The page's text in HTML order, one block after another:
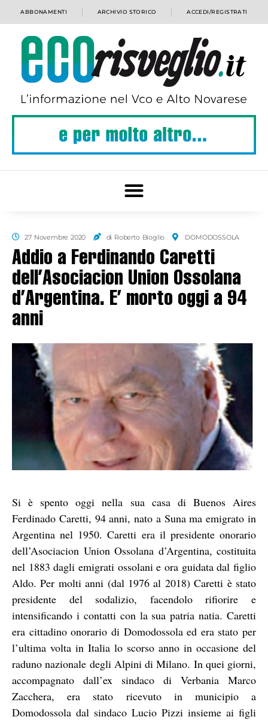
ABBONAMENTI ARCHIVIO STORICO ACCEDI/REGISTRATI
27 Novembre 2020 di Roberto Bioglio DOMODOSSOLA
Addio a Ferdinando Caretti
dell’Asociacion Union Ossolana
d’Argentina. E’ morto oggi a 94
anni
Si è spento oggi nella sua casa di Buenos Aires
Ferdinado Caretti, 94 anni, nato a Suna ma emigrato in
Argentina nel 1950. Caretti era il presidente onorario
dell’Asociacion Union Ossolana d’Argentina, costituita
nel 1883 dagli emigrati ossolani e ora guidata dal figlio
Aldo. Per molti anni (dal 1976 al 2018) Caretti è stato
presidente del sodalizio, facendolo rifiorire e
intensificando i contatti con la sua patria natia. Caretti
era cittadino onorario di Domodossola ed era stato per
l’ultima volta in Italia lo scorso anno in occasione del
raduno nazionale degli Alpini di Milano. In quei giorni,
accompagnato dall’ex sindaco di Verbania Marco
Zacchera, era stato ricevuto in municipio a
Domodossola dal sindaco Lucio Pizzi insieme ai figli